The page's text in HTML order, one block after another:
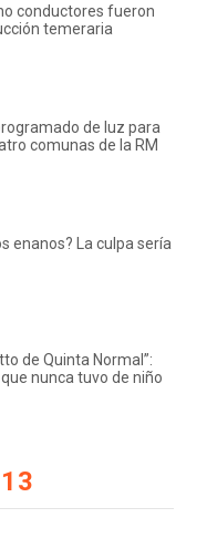
conductores fueron
temeraria
de luz para
comunas de la RM
enanos? La culpa sería
de Quinta Normal”:
nunca tuvo de niño